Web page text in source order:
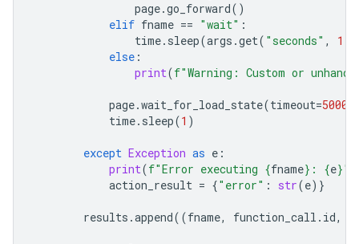
page.go_forward()
elif fname == "wait" :
time. sleep(args .get( "seconds" , 1
else :
print(f"Warning: Custom or
page.wait_for_load_state(timeout=5000
time. sleep(1 )
except Exception as e :
print(f"Error executing {fname} : {e}"
action_result = {"error" : str(e)}
results .append((fname, function_call . id,